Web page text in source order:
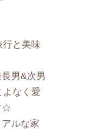
行と美味
男&次男
よなく愛
☆
ルな家